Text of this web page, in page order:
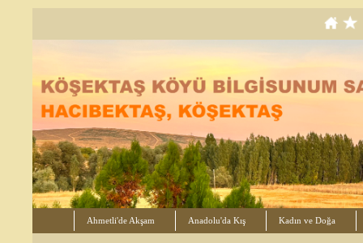
Ahmetli'de Akşam Anadolu'da Kış Kadın ve Doğa